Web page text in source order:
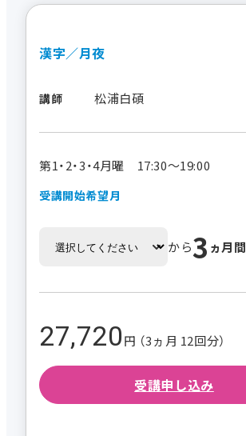
漢字／月夜
講師 松浦白碩
第1・2・3・4月曜 17:30～19:00
受講開始希望月
から3 ヵ月間
27,720円 （3ヵ月 12回分）
受講申し込み